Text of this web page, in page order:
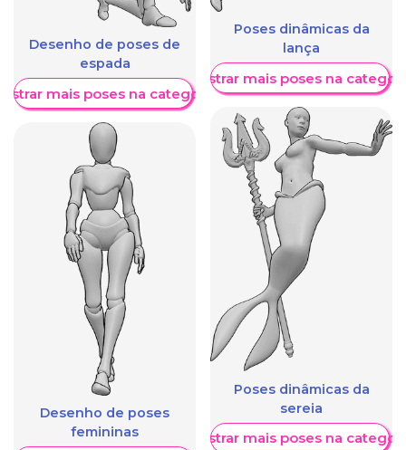
Desenho de poses de
espada
mais poses na categoria
Desenho de poses
femininas
Poses dinâmicas da
lança
Mostrar mais poses na
Poses dinâmicas da
sereia
Mostrar mais poses na